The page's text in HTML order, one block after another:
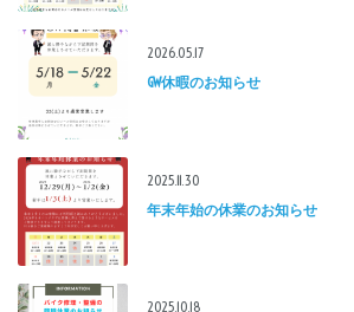
2026.05.17
GW休暇のお知らせ
2025.11.30
年末年始の休業のお知らせ
2025.10.18